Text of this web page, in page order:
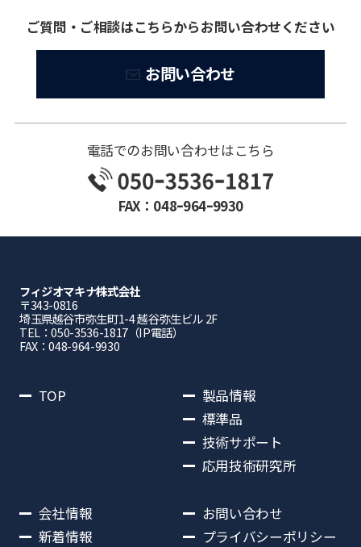
ご質問・ご相談はこちらからお問い合わせください
お問い合わせ
電話でのお問い合わせはこちら
FAX：048ｰ964ｰ9930
フィジオマキナ株式会社
〒343-0816
埼⽟県越⾕市弥⽣町1-4 越⾕弥⽣ビル 2F
TEL：050-3536-1817（IP電話）
FAX：048-964-9930
TOP
製品情報
標準品
技術サポート
応用技術研究所
会社情報
新着情報
お問い合わせ
プライバシーポリシー